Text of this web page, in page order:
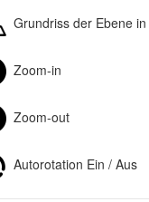
Grundriss der Ebene
Zoom-in
Zoom-out
Autorotation Ein / Aus